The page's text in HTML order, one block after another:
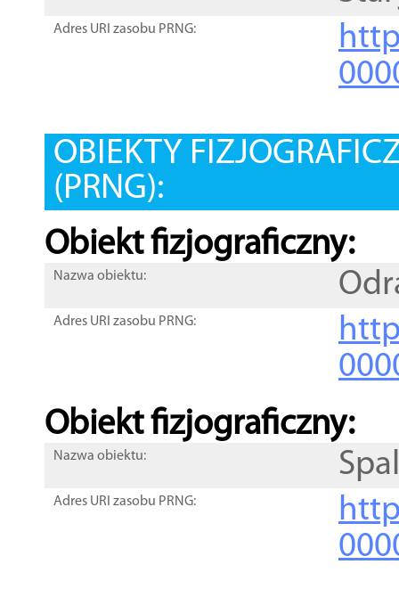
Adres URI zasobu PRNG:
OBIEKTY
(PRNG):
Obiekt fizjograficzny:
Nazwa obiektu:
Adres URI zasobu PRNG:
Obiekt fizjograficzny:
Nazwa obiektu:
Adres URI zasobu PRNG: